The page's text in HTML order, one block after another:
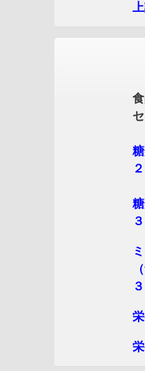
上記３項
糖類・
食品中の単
セット分
糖類３項目
２５，０
糖類６項目
３５，
ミネラル
（ナトリウ
３０，
栄養成分
栄養成分５